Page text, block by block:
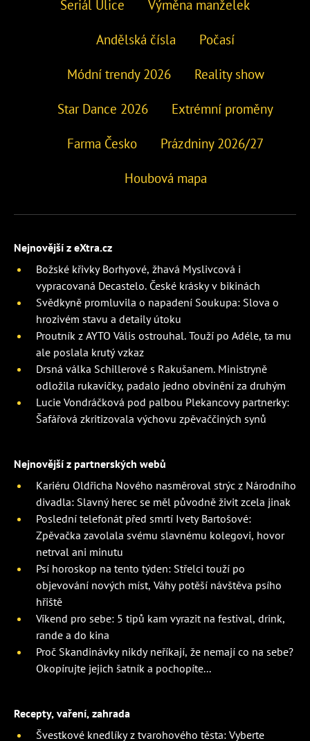
Seriál Ulice Výměna manželek
Andělská čísla Počasí
Módní trendy 2026 Reality show
Star Dance 2026 Extrémní proměny
Farma Česko Prázdniny 2026/27
Houbová mapa
Nejnovější z eXtra.cz
Božské křivky Borhyové, žhavá Myslivcová i
vypracovaná Decastelo. České krásky v bikinách
Svědkyně promluvila o napadení Soukupa: Slova o
hrozivém stavu a detaily útoku
Proutník z AYTO Vális ostrouhal. Touží po Adéle, ta mu
ale poslala krutý vzkaz
Drsná válka Schillerové s Rakušanem. Ministryně
odložila rukavičky, padalo jedno obvinění za druhým
Lucie Vondráčková pod palbou Plekancovy partnerky:
Šafářová zkritizovala výchovu zpěvaččiných synů
Nejnovější z partnerských webů
Kariéru Oldřicha Nového nasměroval strýc z Národního
divadla: Slavný herec se měl původně živit zcela jinak
Poslední telefonát před smrtí Ivety Bartošové:
Zpěvačka zavolala svému slavnému kolegovi, hovor
netrval ani minutu
Psí horoskop na tento týden: Střelci touží po
objevování nových míst, Váhy potěší návštěva psího
hřiště
Víkend pro sebe: 5 tipů kam vyrazit na festival, drink,
rande a do kina
Proč Skandinávky nikdy neříkají, že nemají co na sebe?
Okopírujte jejich šatník a pochopíte...
Recepty, vaření, zahrada
Švestkové knedlíky z tvarohového těsta: Vyberte